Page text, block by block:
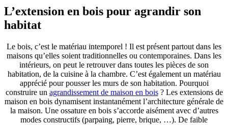
L’extension en bois pour agrandir son
habitat
Le bois, c’est le matériau intemporel ! Il est présent partout dans les
maisons qu’elles soient traditionnelles ou contemporaines. Dans les
intérieurs, on peut le retrouver dans toutes les pièces de son
habitation, de la cuisine à la chambre. C’est également un matériau
apprécié pour pousser les murs de son habitation. Pourquoi
construire un agrandissement de maison en bois? Les extensions de
maison en bois dynamisent instantanément l’architecture générale de
la maison. Une ossature en bois s’accorde aisément avec d’autres
modes constructifs (parpaing, pierre, brique, …). De faible